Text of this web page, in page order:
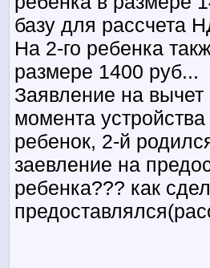
базу для рассчета
На 2-го ребенка
размере 1400 руб...
Заявление на вычет
момента
ребенок, 2-й
заевление на
ребенка??? как